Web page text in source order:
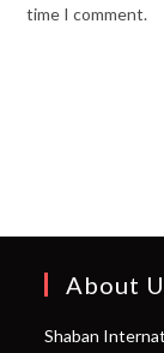
time I comment.
About
Shaban